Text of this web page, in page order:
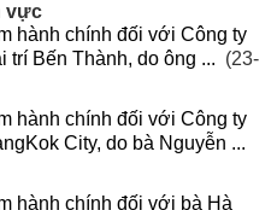
vực
hành chính đối với Công ty
trí Bến Thành, do ông ... (23-
hành chính đối với Công ty
City, do bà Nguyễn ...
hành chính đối với bà Hà